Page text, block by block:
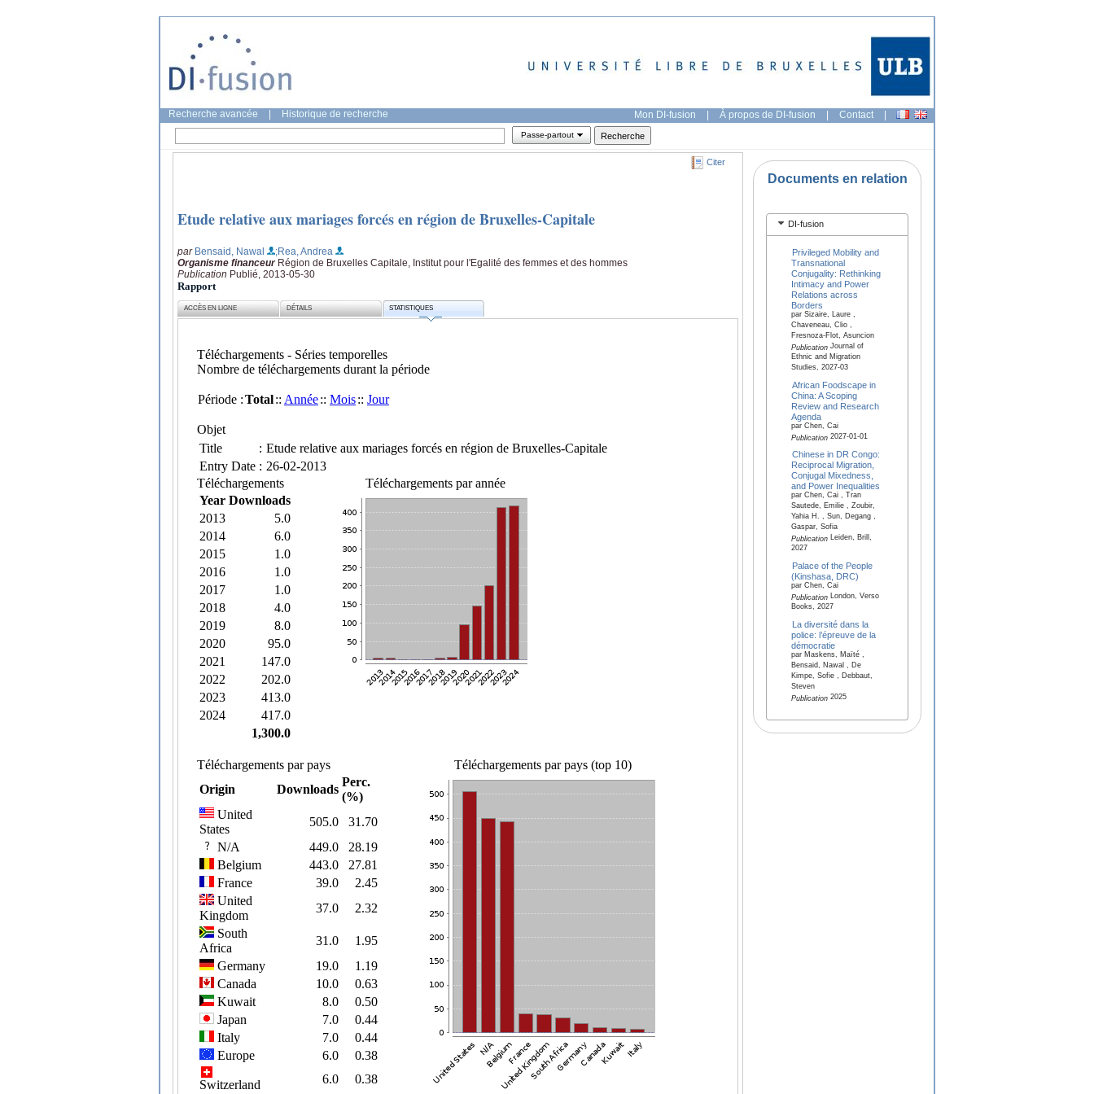
Recherche avancée Historique de recherche Mon DI-fusion | À propos de DI-fusion | Contact |
Passe-partout
Citer
Etude relative aux mariages forcés en région de Bruxelles-Capitale
par Bensaid, Nawal
;Rea, Andrea
Organisme financeur Région de Bruxelles Capitale, Institut pour l'Egalité des femmes et des hommes
Publication Publié, 2013-05-30
Rapport
ACCÈS EN LIGNE DÉTAILS STATISTIQUES
Documents en relation
DI-fusion
Privileged Mobility and
Transnational
Conjugality: Rethinking
Intimacy and Power
Relations across
Borders
par Sizaire, Laure ,
Chaveneau, Clio ,
Fresnoza-Flot, Asuncion
PublicationJournal of
Ethnic and Migration
Studies, 2027-03
African Foodscape in
China: A Scoping
Review and Research
Agenda
par Chen, Cai
Publication2027-01-01
Chinese in DR Congo:
Reciprocal Migration,
Conjugal Mixedness,
and Power Inequalities
par Chen, Cai , Tran
Sautede, Emilie , Zoubir,
Yahia H. , Sun, Degang ,
Gaspar, Sofia
PublicationLeiden, Brill,
2027
Palace of the People
(Kinshasa, DRC)
par Chen, Cai
PublicationLondon, Verso
Books, 2027
La diversité dans la
police: l’épreuve de la
démocratie
par Maskens, Maïté ,
Bensaid, Nawal , De
Kimpe, Sofie , Debbaut,
Steven
Publication2025